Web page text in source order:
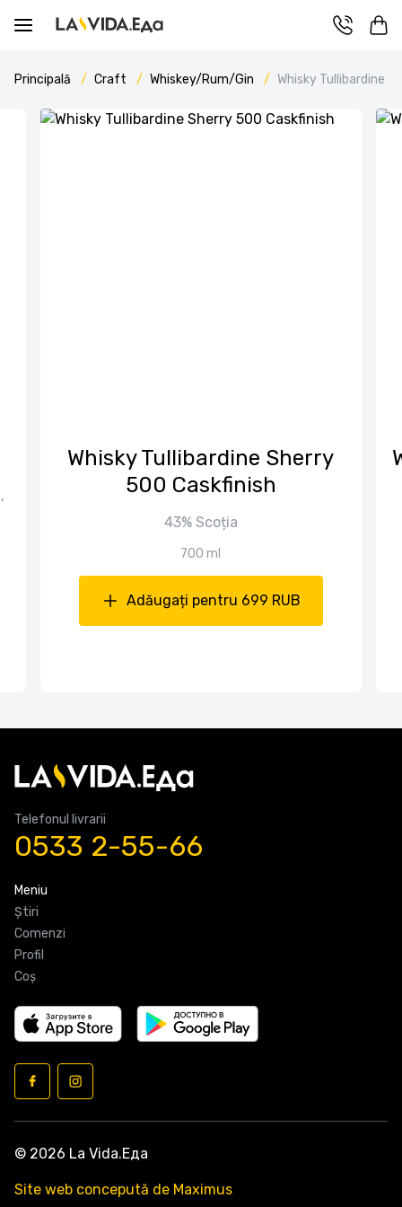
Principală Craft Whiskey/Rum/Gin Whisky Tullibardine
Whisky Tullibardine Sherry
500 Caskfinish
43% Scoția
700 ml
Adăugați pentru 699 RUB
Telefonul livrarii
0533 2-55-66
Meniu
Știri
Comenzi
Profil
Coş
© 2026 La Vida.Еда
Site web concepută de Maximus